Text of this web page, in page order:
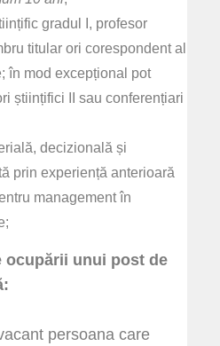
gradul I, profesor
titular ori corespondent al
în mod excepțional pot
științifici II sau conferențiari
decizională și
prin experiență anterioară
management în
ocupării unui post de
persoana care